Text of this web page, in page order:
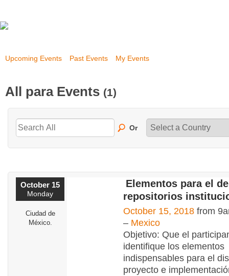
Upcoming Events Past Events My Events
All para Events (1)
Or
October 15
Monday
Ciudad de
México.
Elementos para el
repositorios
October 15, 2018 from
– Mexico
Objetivo: Que el
identifique los elementos
indispensables para el
proyecto e